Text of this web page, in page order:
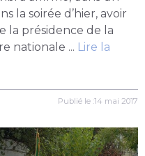
la soirée d’hier, avoir
la présidence de la
nationale ... Lire la
Publié le :14 mai 2017